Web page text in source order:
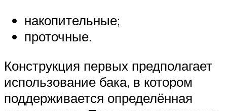
накопительные;
проточные.
Конструкция первых предполагает
использование бака, в котором
поддерживается определённая